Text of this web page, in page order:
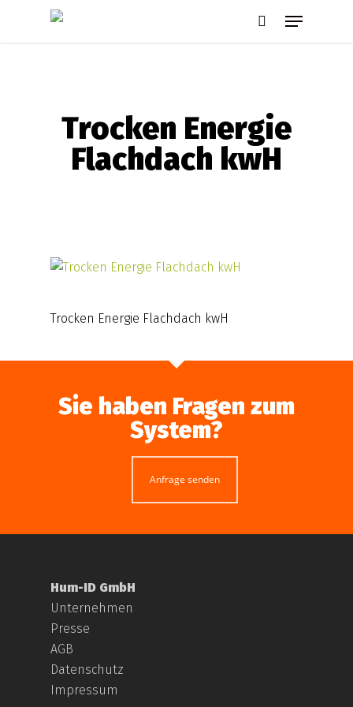
Menu
Trocken Energie
Flachdach kwH
Trocken Energie Flachdach kwH
Sie haben Fragen zum
System?
Anfrage senden
Hum-ID GmbH
Unternehmen
Presse
AGB
Datenschutz
Impressum